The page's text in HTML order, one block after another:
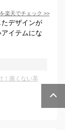
楽天でチェック >>
デザインが
イテムにな
！痛くない革